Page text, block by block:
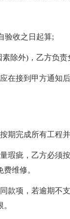
收之日起算;
外)，乙方负责
接到甲方通知后
完成所有工程并
疵，乙方必须
维修。
项，若逾期不支